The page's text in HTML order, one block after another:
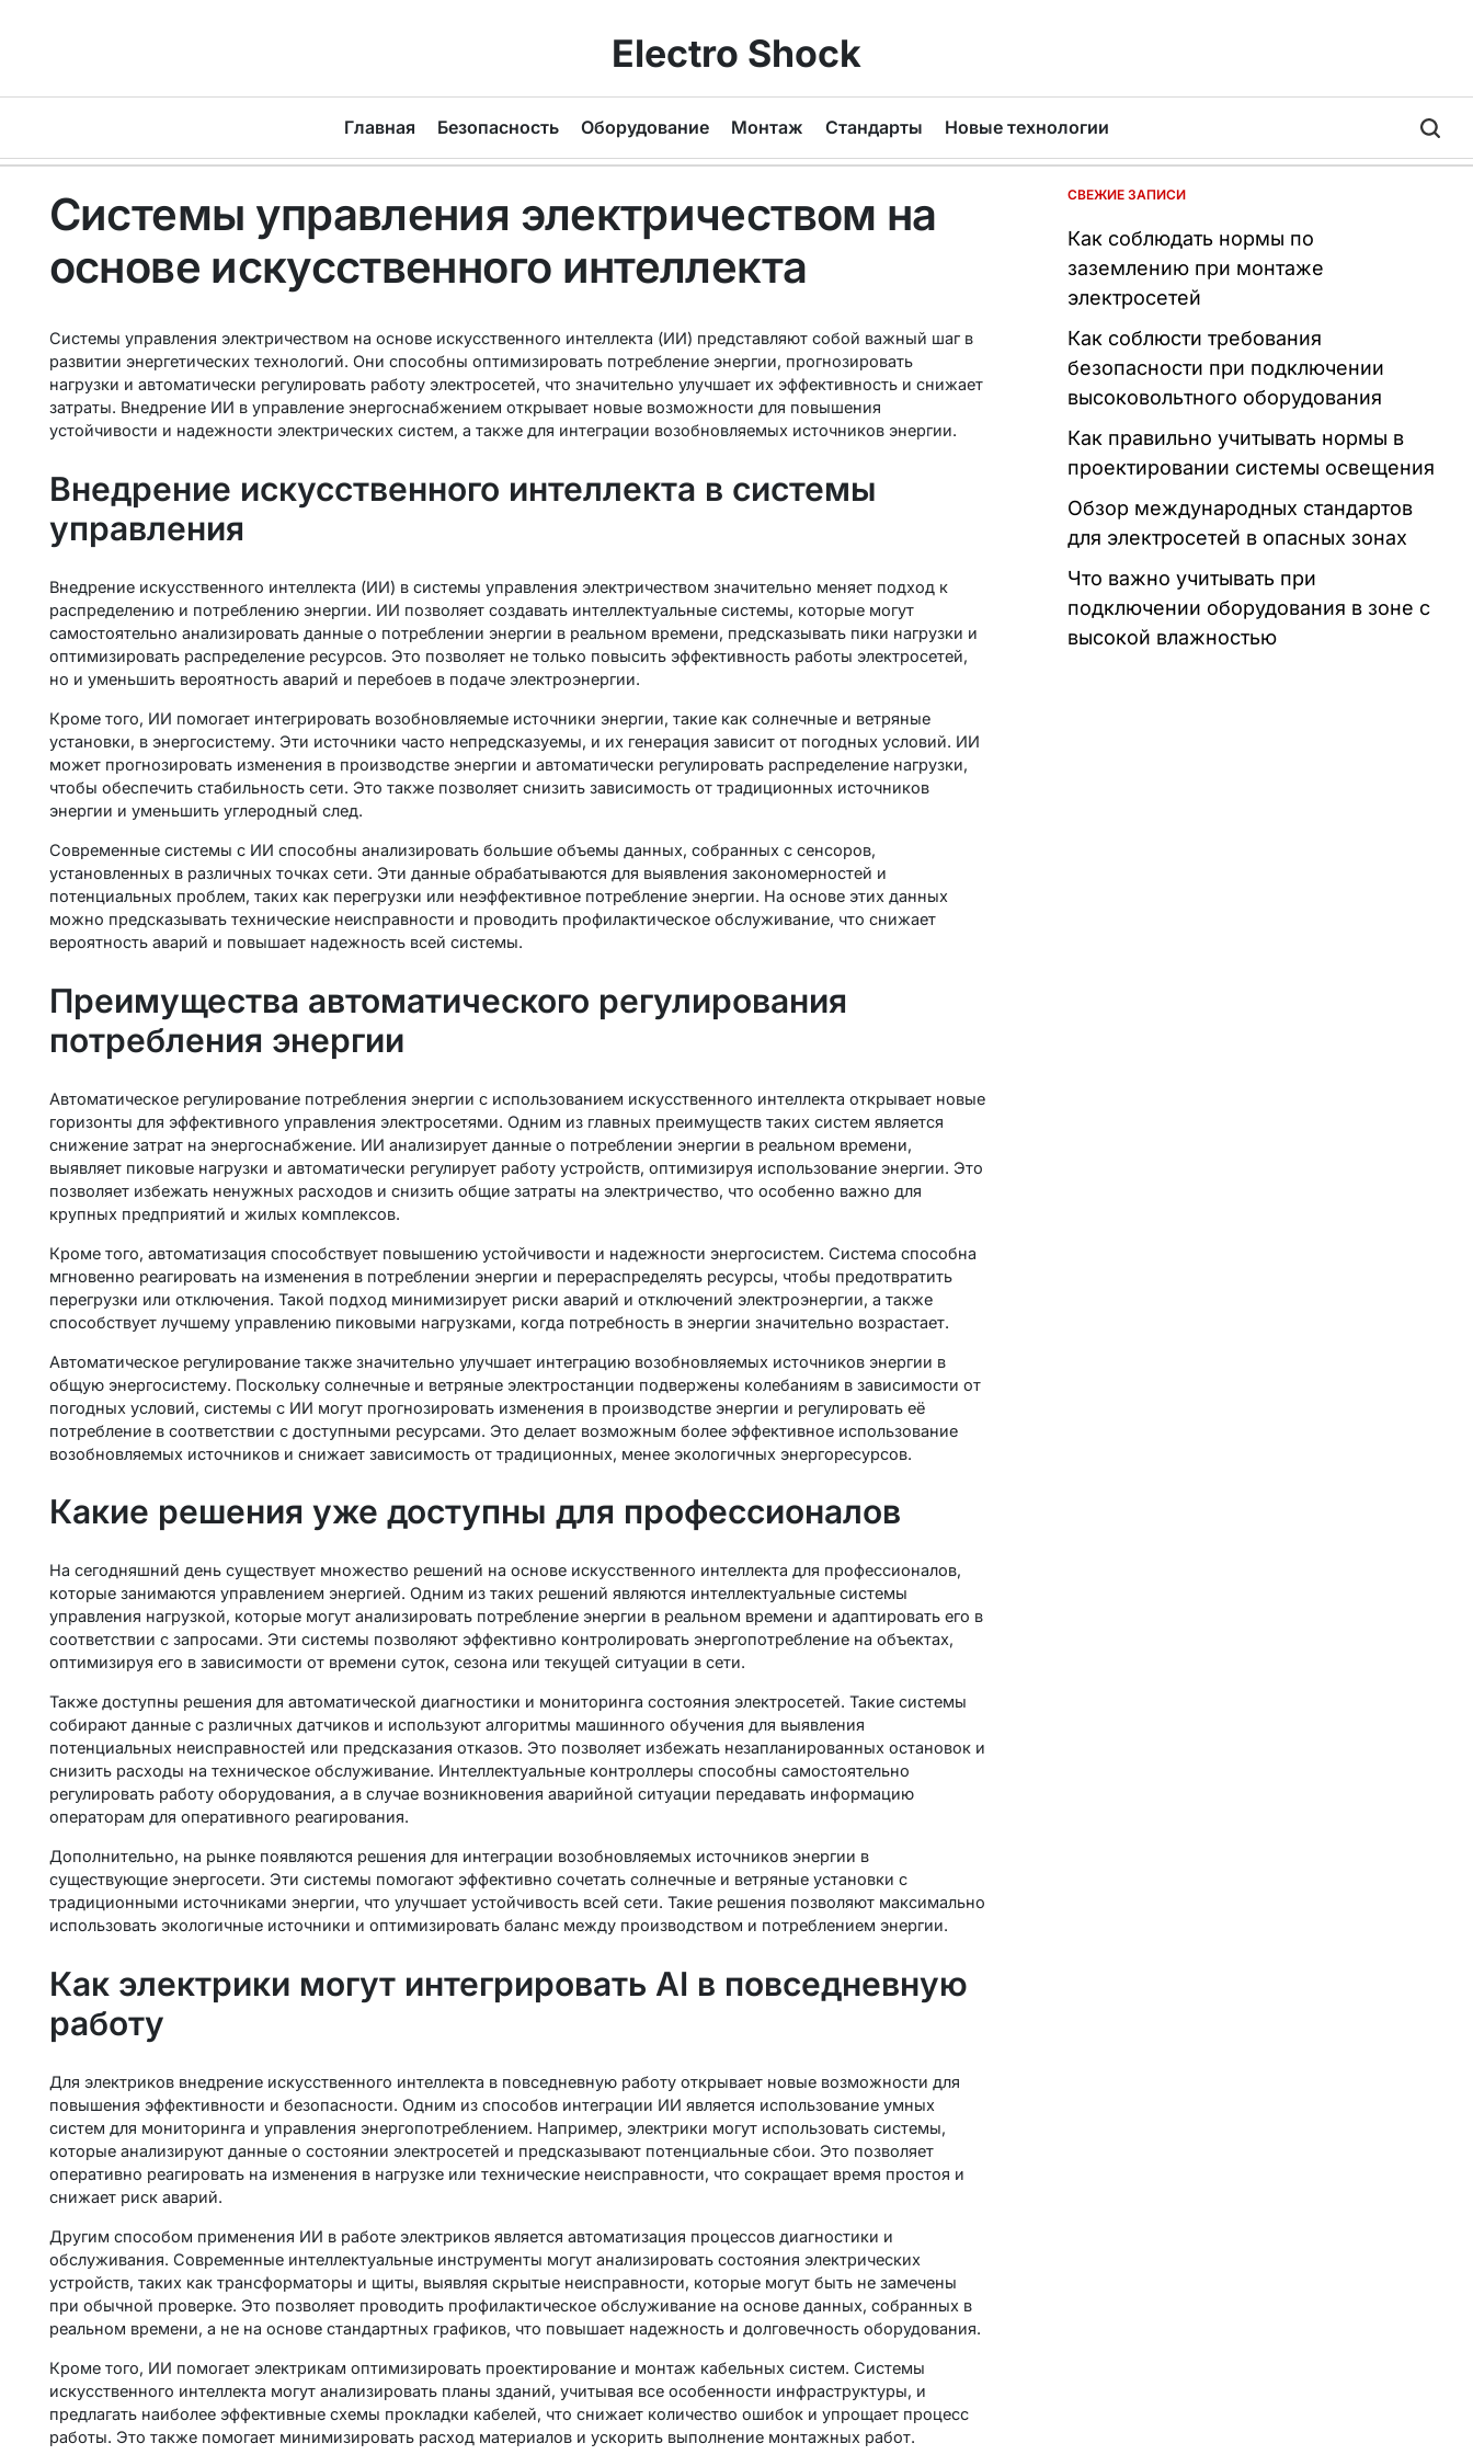
Electro Shock
Главная Безопасность Оборудование Монтаж Стандарты Новые технологии
Системы управления электричеством на
основе искусственного интеллекта
Системы управления электричеством на основе искусственного интеллекта (ИИ) представляют собой важный шаг в
развитии энергетических технологий. Они способны оптимизировать потребление энергии, прогнозировать
нагрузки и автоматически регулировать работу электросетей, что значительно улучшает их эффективность и снижает
затраты. Внедрение ИИ в управление энергоснабжением открывает новые возможности для повышения
устойчивости и надежности электрических систем, а также для интеграции возобновляемых источников энергии.
Внедрение искусственного интеллекта в системы
управления
Внедрение искусственного интеллекта (ИИ) в системы управления электричеством значительно меняет подход к
распределению и потреблению энергии. ИИ позволяет создавать интеллектуальные системы, которые могут
самостоятельно анализировать данные о потреблении энергии в реальном времени, предсказывать пики нагрузки и
оптимизировать распределение ресурсов. Это позволяет не только повысить эффективность работы электросетей,
но и уменьшить вероятность аварий и перебоев в подаче электроэнергии.
Кроме того, ИИ помогает интегрировать возобновляемые источники энергии, такие как солнечные и ветряные
установки, в энергосистему. Эти источники часто непредсказуемы, и их генерация зависит от погодных условий. ИИ
может прогнозировать изменения в производстве энергии и автоматически регулировать распределение нагрузки,
чтобы обеспечить стабильность сети. Это также позволяет снизить зависимость от традиционных источников
энергии и уменьшить углеродный след.
Современные системы с ИИ способны анализировать большие объемы данных, собранных с сенсоров,
установленных в различных точках сети. Эти данные обрабатываются для выявления закономерностей и
потенциальных проблем, таких как перегрузки или неэффективное потребление энергии. На основе этих данных
можно предсказывать технические неисправности и проводить профилактическое обслуживание, что снижает
вероятность аварий и повышает надежность всей системы.
Преимущества автоматического регулирования
потребления энергии
Автоматическое регулирование потребления энергии с использованием искусственного интеллекта открывает новые
горизонты для эффективного управления электросетями. Одним из главных преимуществ таких систем является
снижение затрат на энергоснабжение. ИИ анализирует данные о потреблении энергии в реальном времени,
выявляет пиковые нагрузки и автоматически регулирует работу устройств, оптимизируя использование энергии. Это
позволяет избежать ненужных расходов и снизить общие затраты на электричество, что особенно важно для
крупных предприятий и жилых комплексов.
Кроме того, автоматизация способствует повышению устойчивости и надежности энергосистем. Система способна
мгновенно реагировать на изменения в потреблении энергии и перераспределять ресурсы, чтобы предотвратить
перегрузки или отключения. Такой подход минимизирует риски аварий и отключений электроэнергии, а также
способствует лучшему управлению пиковыми нагрузками, когда потребность в энергии значительно возрастает.
Автоматическое регулирование также значительно улучшает интеграцию возобновляемых источников энергии в
общую энергосистему. Поскольку солнечные и ветряные электростанции подвержены колебаниям в зависимости от
погодных условий, системы с ИИ могут прогнозировать изменения в производстве энергии и регулировать её
потребление в соответствии с доступными ресурсами. Это делает возможным более эффективное использование
возобновляемых источников и снижает зависимость от традиционных, менее экологичных энергоресурсов.
Какие решения уже доступны для профессионалов
На сегодняшний день существует множество решений на основе искусственного интеллекта для профессионалов,
которые занимаются управлением энергией. Одним из таких решений являются интеллектуальные системы
управления нагрузкой, которые могут анализировать потребление энергии в реальном времени и адаптировать его в
соответствии с запросами. Эти системы позволяют эффективно контролировать энергопотребление на объектах,
оптимизируя его в зависимости от времени суток, сезона или текущей ситуации в сети.
Также доступны решения для автоматической диагностики и мониторинга состояния электросетей. Такие системы
собирают данные с различных датчиков и используют алгоритмы машинного обучения для выявления
потенциальных неисправностей или предсказания отказов. Это позволяет избежать незапланированных остановок и
снизить расходы на техническое обслуживание. Интеллектуальные контроллеры способны самостоятельно
регулировать работу оборудования, а в случае возникновения аварийной ситуации передавать информацию
операторам для оперативного реагирования.
Дополнительно, на рынке появляются решения для интеграции возобновляемых источников энергии в
существующие энергосети. Эти системы помогают эффективно сочетать солнечные и ветряные установки с
традиционными источниками энергии, что улучшает устойчивость всей сети. Такие решения позволяют максимально
использовать экологичные источники и оптимизировать баланс между производством и потреблением энергии.
Как электрики могут интегрировать AI в повседневную
работу
Для электриков внедрение искусственного интеллекта в повседневную работу открывает новые возможности для
повышения эффективности и безопасности. Одним из способов интеграции ИИ является использование умных
систем для мониторинга и управления энергопотреблением. Например, электрики могут использовать системы,
которые анализируют данные о состоянии электросетей и предсказывают потенциальные сбои. Это позволяет
оперативно реагировать на изменения в нагрузке или технические неисправности, что сокращает время простоя и
снижает риск аварий.
Другим способом применения ИИ в работе электриков является автоматизация процессов диагностики и
обслуживания. Современные интеллектуальные инструменты могут анализировать состояния электрических
устройств, таких как трансформаторы и щиты, выявляя скрытые неисправности, которые могут быть не замечены
при обычной проверке. Это позволяет проводить профилактическое обслуживание на основе данных, собранных в
реальном времени, а не на основе стандартных графиков, что повышает надежность и долговечность оборудования.
Кроме того, ИИ помогает электрикам оптимизировать проектирование и монтаж кабельных систем. Системы
искусственного интеллекта могут анализировать планы зданий, учитывая все особенности инфраструктуры, и
предлагать наиболее эффективные схемы прокладки кабелей, что снижает количество ошибок и упрощает процесс
работы. Это также помогает минимизировать расход материалов и ускорить выполнение монтажных работ.
СВЕЖИЕ ЗАПИСИ
Как соблюдать нормы по
заземлению при монтаже
электросетей
Как соблюсти требования
безопасности при подключении
высоковольтного оборудования
Как правильно учитывать нормы в
проектировании системы освещения
Обзор международных стандартов
для электросетей в опасных зонах
Что важно учитывать при
подключении оборудования в зоне с
высокой влажностью